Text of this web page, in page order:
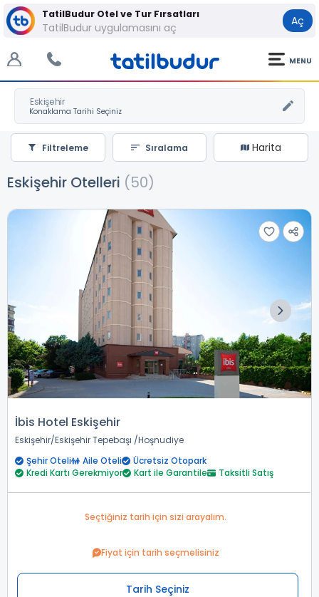
TatilBudur Otel ve Tur Fırsatları
TatilBudur uygulamasını aç Aç
MENU
Eskişehir
Harita
Sıralama
Filtreleme
Eskişehir Otelleri (50)
İbis Hotel Eskişehir
Eskişehir Eskişehir Tepebaşı Hoşnudiye
Şehir Oteli
Aile Oteli
Ücretsiz Otopark
Kredi Kartı Gerekmiyor
Kart ile Garantile Taksitli Satış
Seçtiğiniz tarih için sizi arayalım.
Fiyat için tarih seçmelisiniz
Tarih Seçiniz